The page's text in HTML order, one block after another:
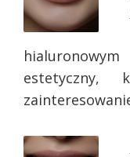
estetyczny,